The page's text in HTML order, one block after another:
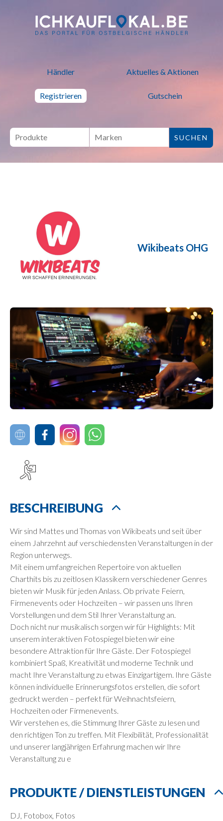
ich kauf lokal - Bei lokalen
Händler Aktuelles & Aktionen
Registrieren Gutschein
Wikibeats OHG
BESCHREIBUNG
Wir sind Mattes und Thomas von Wikibeats und seit über
einem Jahrzehnt auf verschiedensten Veranstaltungen in der
Region unterwegs.
Mit einem umfangreichen Repertoire von aktuellen
Charthits bis zu zeitlosen Klassikern verschiedener Genres
bieten wir Musik für jeden Anlass. Ob private Feiern,
Firmenevents oder Hochzeiten – wir passen uns Ihren
Vorstellungen und dem Stil Ihrer Veranstaltung an.
Doch nicht nur musikalisch sorgen wir für Highlights: Mit
unserem interaktiven Fotospiegel bieten wir eine
besondere Attraktion für Ihre Gäste. Der Fotospiegel
kombiniert Spaß, Kreativität und moderne Technik und
macht Ihre Veranstaltung zu etwas Einzigartigem. Ihre Gäste
können individuelle Erinnerungsfotos erstellen, die sofort
gedruckt werden – perfekt für Weihnachtsfeiern,
Hochzeiten oder Firmenevents.
Wir verstehen es, die Stimmung Ihrer Gäste zu lesen und
den richtigen Ton zu treffen. Mit Flexibilität, Professionalität
und unserer langjährigen Erfahrung machen wir Ihre
Veranstaltung zu e
PRODUKTE / DIENSTLEISTUNGEN
DJ, Fotobox, Fotos